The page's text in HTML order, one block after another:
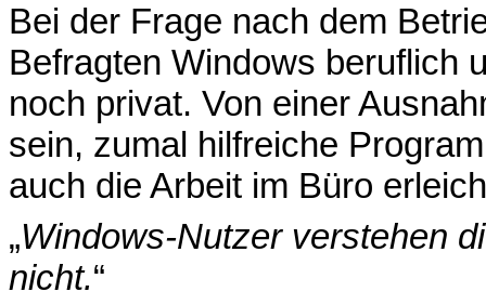
Bei der Frage nach dem
Befragten Windows beruflich
noch privat. Von einer
sein, zumal hilfreiche
auch die Arbeit im Büro
„Windows-Nutzer verstehen
nicht.“